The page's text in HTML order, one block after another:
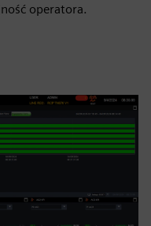
operatora.